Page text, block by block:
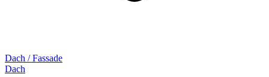
Dach / Fassade
Dach